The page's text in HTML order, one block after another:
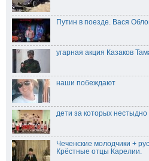
Путин в поезде. Вася
угарная акция Казаков
наши побеждают
дети за которых нестыдно
Чеченские молодчики +
Крёстные отцы Карелии.